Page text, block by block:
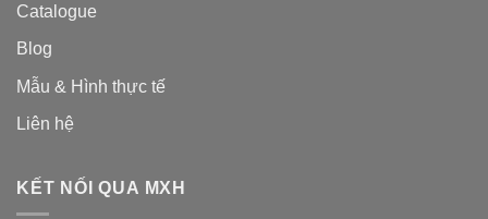
Catalogue
Blog
Mẫu & Hình thực tế
Liên hệ
KẾT NỐI QUA MXH